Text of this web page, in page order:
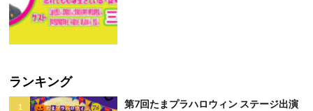
ランキング
第7回たまプラハロウィン ステージ出演